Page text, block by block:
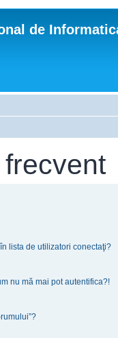
de
lista de utilizatori conectaţi?
nu mă mai pot autentifica?!